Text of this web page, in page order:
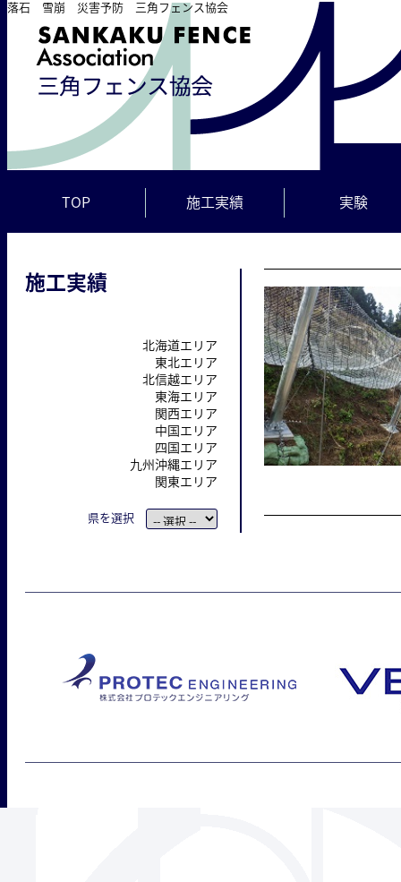
落石 雪崩 災害予防 三角フェンス協会
TOP 施工実績 実験
施工実績
北海道エリア
東北エリア
北信越エリア
東海エリア
関西エリア
中国エリア
四国エリア
九州沖縄エリア
関東エリア
県を選択